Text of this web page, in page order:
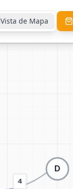
Vista de Mapa
Centrar